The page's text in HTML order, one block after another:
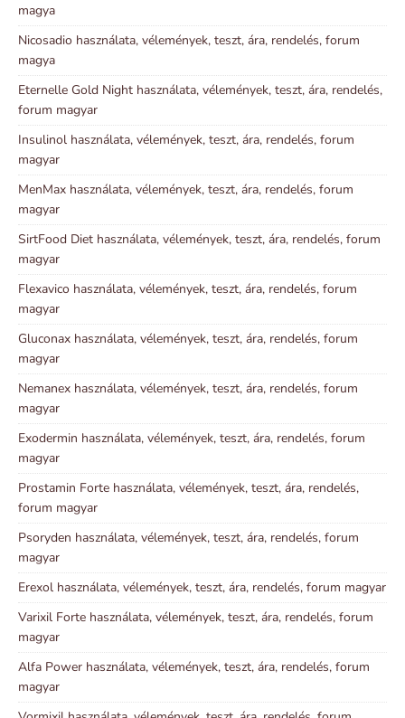
magya
Nicosadio használata, vélemények, teszt, ára, rendelés, forum
magya
Eternelle Gold Night használata, vélemények, teszt, ára, rendelés,
forum magyar
Insulinol használata, vélemények, teszt, ára, rendelés, forum
magyar
MenMax használata, vélemények, teszt, ára, rendelés, forum
magyar
SirtFood Diet használata, vélemények, teszt, ára, rendelés, forum
magyar
Flexavico használata, vélemények, teszt, ára, rendelés, forum
magyar
Gluconax használata, vélemények, teszt, ára, rendelés, forum
magyar
Nemanex használata, vélemények, teszt, ára, rendelés, forum
magyar
Exodermin használata, vélemények, teszt, ára, rendelés, forum
magyar
Prostamin Forte használata, vélemények, teszt, ára, rendelés,
forum magyar
Psoryden használata, vélemények, teszt, ára, rendelés, forum
magyar
Erexol használata, vélemények, teszt, ára, rendelés, forum magyar
Varixil Forte használata, vélemények, teszt, ára, rendelés, forum
magyar
Alfa Power használata, vélemények, teszt, ára, rendelés, forum
magyar